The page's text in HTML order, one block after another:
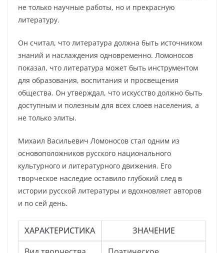
не только научные работы, но и прекрасную
литературу.
Он считал, что литература должна быть источником
знаний и наслаждения одновременно. Ломоносов
показал, что литература может быть инструментом
для образования, воспитания и просвещения
общества. Он утверждал, что искусство должно быть
доступным и полезным для всех слоев населения, а
не только элиты.
Михаил Васильевич Ломоносов стал одним из
основоположников русского национального
культурного и литературного движения. Его
творческое наследие оставило глубокий след в
истории русской литературы и вдохновляет авторов
и по сей день.
ХАРАКТЕРИСТИКА
ЗНАЧЕНИЕ